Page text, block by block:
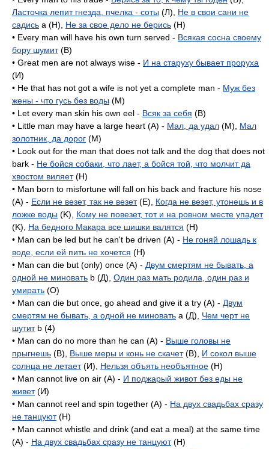
Ласточка лепит гнезда, пчелка - соты (Л), Не в свои сани не
садись a (H), Не за свое дело не берись (H)
• Every man will have his own turn served - Всякая сосна своему
бору шумит(B)
• Great men are not always wise - И на старуху бывает проруха
(И)
• He that has not got a wife is not yet a complete man - Муж без
жены - что гусь без воды (M)
• Let every man skin his own eel - Всяк за себя (B)
• Little man may have a large heart (A) - Мал, да удал (M), Мал
золотник, да дорог (M)
• Look out for the man that does not talk and the dog that does not
bark - Не бойся собаки, что лает, а бойся той, что молчит да
хвостом виляет(H)
• Man born to misfortune will fall on his back and fracture his nose
(A) - Если не везет, так не везет(E), Когда не везет, утонешь и в
ложке воды (K), Кому не повезет, тот и на ровном месте упадет
(K), На бедного Макара все шишки валятся (H)
• Man can be led but he can't be driven (A) - Не гоняй лошадь к
воде, если ей пить не хочется (H)
• Man can die but (only) once (A) - Двум смертям не бывать, а
одной не миновать b (Д), Один раз мать родила, один раз и
умирать (O)
• Man can die but once, go ahead and give it a try (A) - Двум
смертям не бывать, а одной не миновать а (Д), Чем черт не
шутитb (4)
• Man can do no more than he can (A) - Выше головы не
прыгнешь (B), Выше меры и конь не скачет(B), И сокол выше
солнца не летает(И), Нельзя объять необъятное (H)
• Man cannot live on air (A) - И поджарый живот без еды не
живет(И)
• Man cannot reel and spin together (A) - На двух свадьбах сразу
не танцуют(H)
• Man cannot whistle and drink (and eat a meal) at the same time
(A) - На двух свадьбах сразу не танцуют(H)